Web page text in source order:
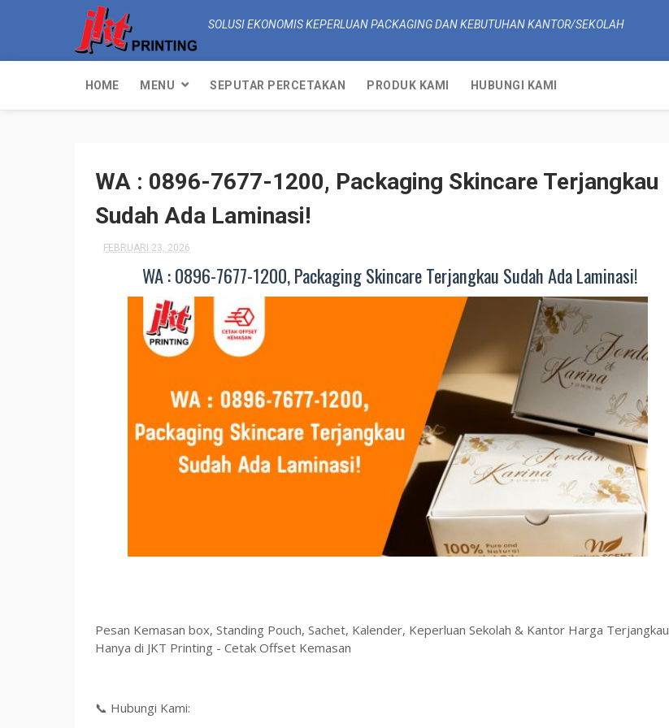
SOLUSI EKONOMIS KEPERLUAN PACKAGING DAN KEBUTUHAN KANTOR/SEKOLAH
HOME MENU SEPUTAR PERCETAKAN PRODUK KAMI HUBUNGI KAMI
WA : 0896-7677-1200, Packaging Skincare Terjangkau
Sudah Ada Laminasi!
FEBRUARI 23, 2026
WA : 0896-7677-1200, Packaging Skincare Terjangkau Sudah Ada Laminasi!
Pesan Kemasan box, Standing Pouch, Sachet, Kalender, Keperluan Sekolah & Kantor Harga Terjangkau
Hanya di JKT Printing - Cetak Offset Kemasan
📞 Hubungi Kami: